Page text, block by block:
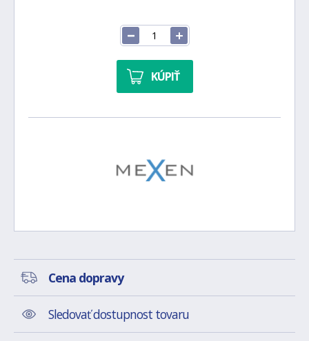
KÚPIŤ
Cena dopravy
Sledovať dostupnost tovaru